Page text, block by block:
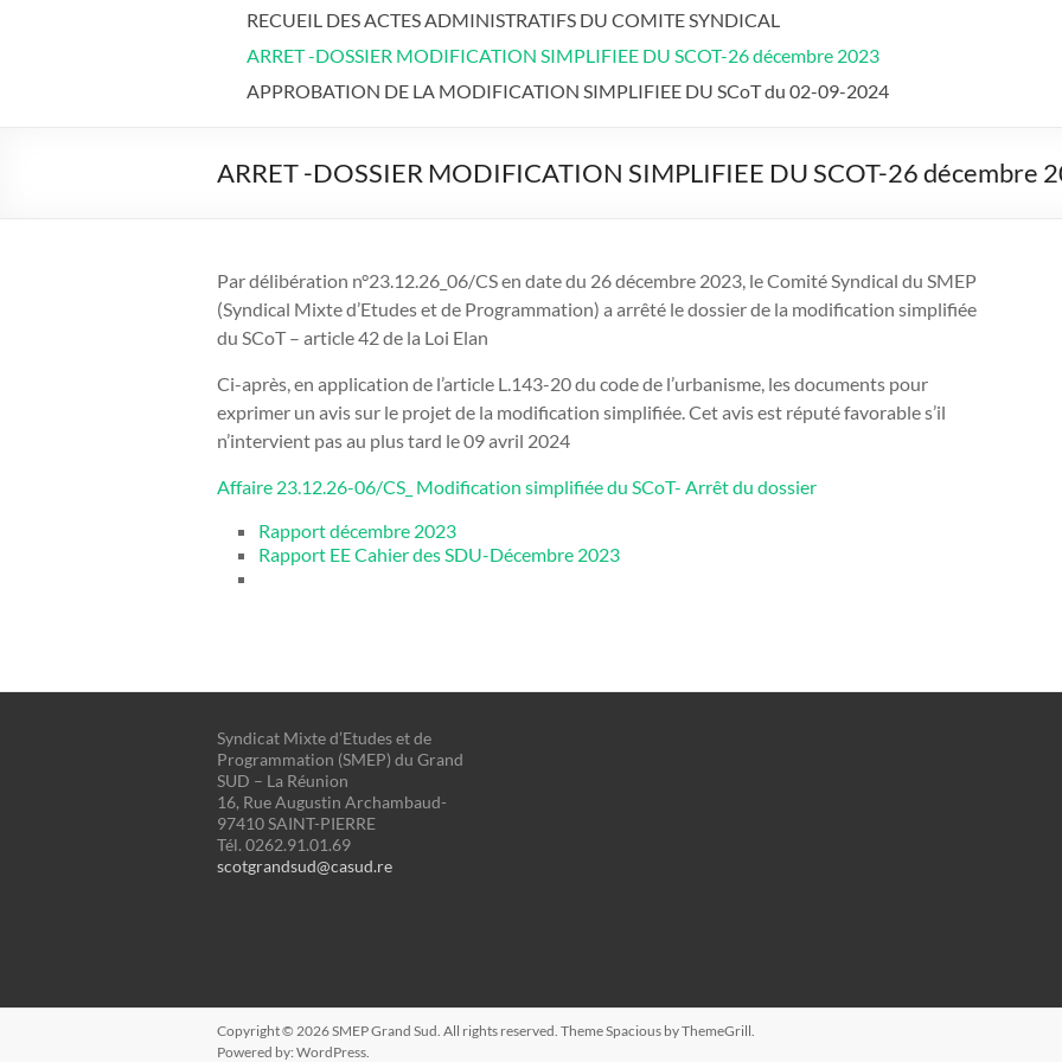
RECUEIL DES ACTES ADMINISTRATIFS DU COMITE SYNDICAL
ARRET -DOSSIER MODIFICATION SIMPLIFIEE DU SCOT-26 décembre 2023
APPROBATION DE LA MODIFICATION SIMPLIFIEE DU SCoT du 02-09-2024
ARRET -DOSSIER MODIFICATION SIMPLIFIEE DU SCOT-26 décembre
Par délibération n°23.12.26_06/CS en date du 26 décembre 2023, le Comité Syndical du SMEP
(Syndical Mixte d’Etudes et de Programmation) a arrêté le dossier de la modification simplifiée
du SCoT – article 42 de la Loi Elan
Ci-après, en application de l’article L.143-20 du code de l’urbanisme, les documents pour
exprimer un avis sur le projet de la modification simplifiée. Cet avis est réputé favorable s’il
n’intervient pas au plus tard le 09 avril 2024
Affaire 23.12.26-06/CS_ Modification simplifiée du SCoT- Arrêt du dossier
Rapport décembre 2023
Rapport EE Cahier des SDU-Décembre 2023
Syndicat Mixte d’Etudes et de
Programmation (SMEP) du Grand
SUD – La Réunion
16, Rue Augustin Archambaud-
97410 SAINT-PIERRE
Tél. 0262.91.01.69
scotgrandsud@casud.re
Copyright © 2026SMEP Grand Sud. All rights reserved. ThemeSpacious by ThemeGrill.
Powered by: WordPress.